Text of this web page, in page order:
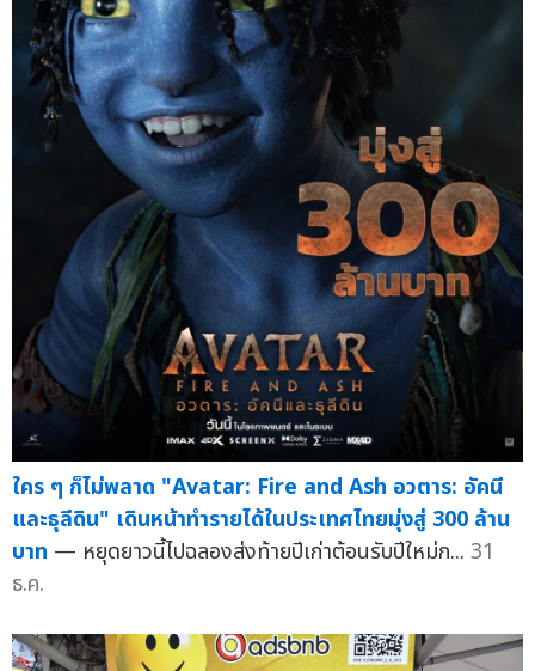
ใคร ๆ ก็ไม่พลาด "Avatar: Fire and Ash อวตาร: อัคนี
และธุลีดิน" เดินหน้าทำรายได้ในประเทศไทยมุ่งสู่ 300 ล้าน
บาท — หยุดยาวนี้ไปฉลองส่งท้ายปีเก่าต้อนรับปีใหม่ก... 31
ธ.ค.